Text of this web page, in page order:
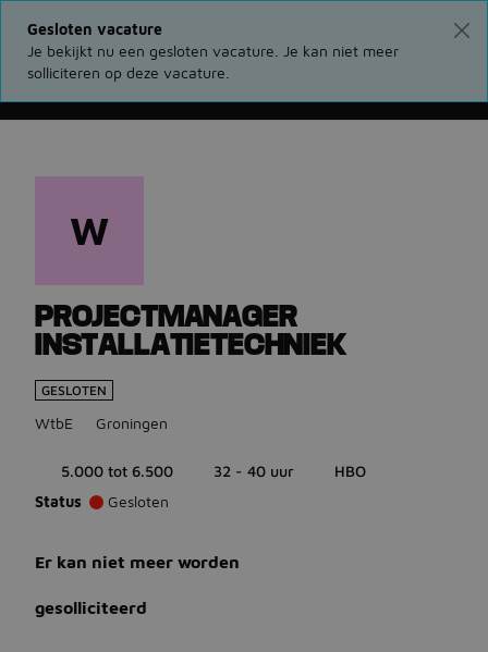
Gesloten vacature
Je bekijkt nu een gesloten vacature. Je kan niet meer
solliciteren op deze vacature.
W
PROJECTMANAGER
INSTALLATIETECHNIEK
GESLOTEN
WtbE Groningen
5.000 tot 6.500 32 - 40 uur
HBO
Status
Gesloten
Er kan niet meer worden
gesolliciteerd